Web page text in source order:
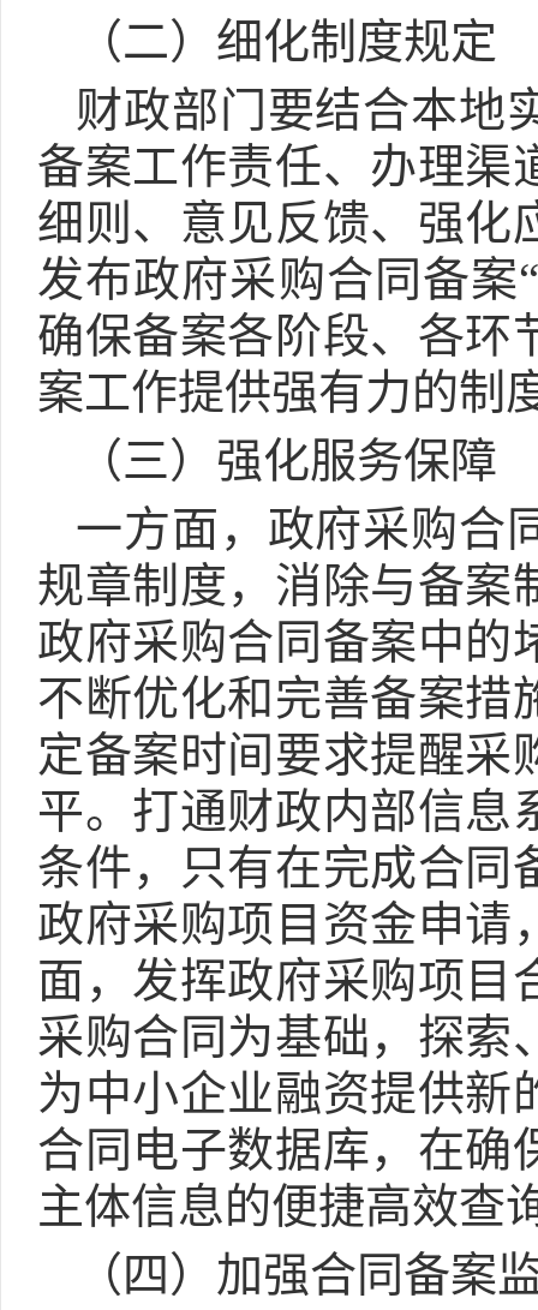
（二）细化制度规定
财政部门要结合本地
备案工作责任、办理渠
细则、意见反馈、强化
发布政府采购合同备案
确保备案各阶段、各环
案工作提供强有力的制
（三）强化服务保障
一方面，政府采购合
规章制度，消除与备案
政府采购合同备案中的
不断优化和完善备案措
定备案时间要求提醒采
平。打通财政内部信息
条件，只有在完成合同
政府采购项目资金申请
面，发挥政府采购项目
采购合同为基础，探索
为中小企业融资提供新
合同电子数据库，在确
主体信息的便捷高效查
（四）加强合同备案